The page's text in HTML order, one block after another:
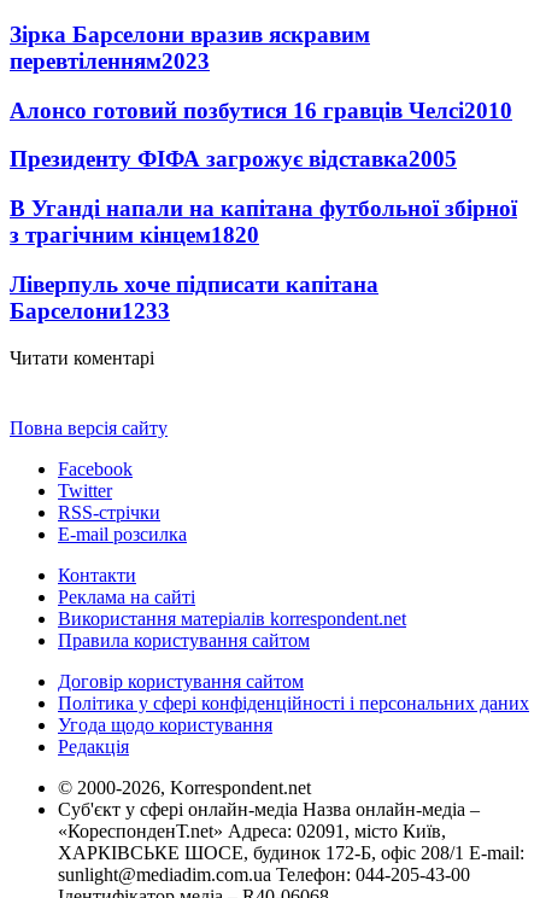
Зірка Барселони вразив яскравим
перевтіленням2023
Алонсо готовий позбутися 16 гравців Челсі2010
Президенту ФІФА загрожує відставка2005
В Уганді напали на капітана футбольної збірної
з трагічним кінцем1820
Ліверпуль хоче підписати капітана
Барселони1233
Читати коментарі
Повна версія сайту
Facebook
Twitter
RSS-стрічки
E-mail розсилка
Контакти
Реклама на сайті
Використання матеріалів korrespondent.net
Правила користування сайтом
Договір користування сайтом
Політика у сфері конфіденційності і персональних даних
Угода щодо користування
Редакція
© 2000-2026, Korrespondent.net
Суб'єкт у сфері онлайн-медіа Назва онлайн-медіа –
«КореспонденТ.net» Адреса: 02091, місто Київ,
ХАРКІВСЬКЕ ШОСЕ, будинок 172-Б, офіс 208/1 E-mail:
sunlight@mediadim.com.ua Телефон: 044-205-43-00